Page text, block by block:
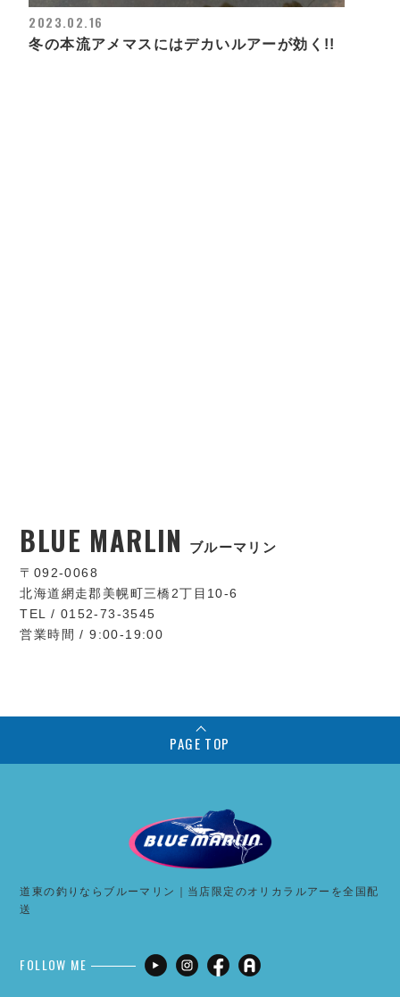
2023.02.16
冬の本流アメマスにはデカいルアーが効く!!
BLUE MARLIN ブルーマリン
〒092-0068
北海道網走郡美幌町三橋2丁目10-6
TEL / 0152-73-3545
営業時間 / 9:00-19:00
PAGE TOP
道東の釣りならブルーマリン｜当店限定のオリカラルアーを全国配
送
FOLLOW ME